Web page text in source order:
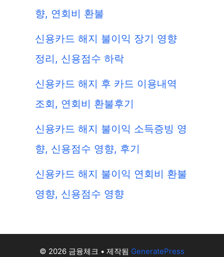
향, 연회비 환불
신용카드 해지 불이익 장기 영향
정리, 신용점수 하락
신용카드 해지 후 카드 이용내역
조회, 연회비 환불후기
신용카드 해지 불이익 소득증빙 영
향, 신용점수 영향, 후기
신용카드 해지 불이익 연회비 환불
영향, 신용점수 영향
© 2026 금융체크 • 제작됨 GeneratePress